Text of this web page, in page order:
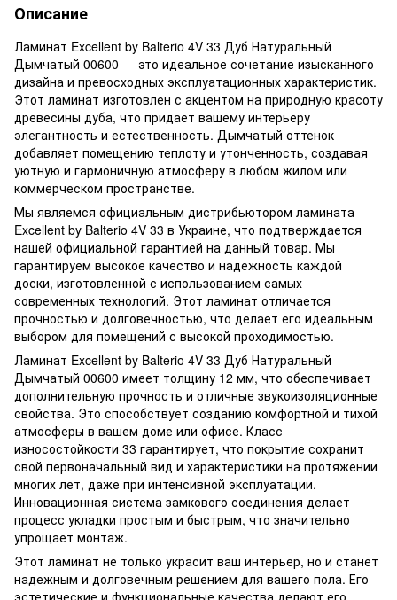
Описание
Ламинат Excellent by Balterio 4V 33 Дуб Натуральный
Дымчатый 00600 — это идеальное сочетание изысканного
дизайна и превосходных эксплуатационных характеристик.
Этот ламинат изготовлен с акцентом на природную красоту
древесины дуба, что придает вашему интерьеру
элегантность и естественность. Дымчатый оттенок
добавляет помещению теплоту и утонченность, создавая
уютную и гармоничную атмосферу в любом жилом или
коммерческом пространстве.
Мы являемся официальным дистрибьютором ламината
Excellent by Balterio 4V 33 в Украине, что подтверждается
нашей официальной гарантией на данный товар. Мы
гарантируем высокое качество и надежность каждой
доски, изготовленной с использованием самых
современных технологий. Этот ламинат отличается
прочностью и долговечностью, что делает его идеальным
выбором для помещений с высокой проходимостью.
Ламинат Excellent by Balterio 4V 33 Дуб Натуральный
Дымчатый 00600 имеет толщину 12 мм, что обеспечивает
дополнительную прочность и отличные звукоизоляционные
свойства. Это способствует созданию комфортной и тихой
атмосферы в вашем доме или офисе. Класс
износостойкости 33 гарантирует, что покрытие сохранит
свой первоначальный вид и характеристики на протяжении
многих лет, даже при интенсивной эксплуатации.
Инновационная система замкового соединения делает
процесс укладки простым и быстрым, что значительно
упрощает монтаж.
Этот ламинат не только украсит ваш интерьер, но и станет
надежным и долговечным решением для вашего пола. Его
эстетические и функциональные качества делают его